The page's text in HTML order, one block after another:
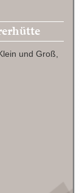
und Groß,